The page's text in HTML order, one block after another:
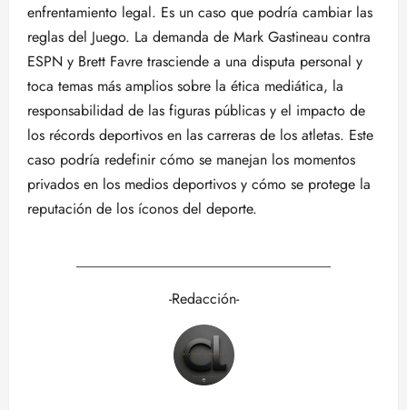
enfrentamiento legal. Es un caso que podría cambiar las
reglas del Juego. La demanda de Mark Gastineau contra
ESPN y Brett Favre trasciende a una disputa personal y
toca temas más amplios sobre la ética mediática, la
responsabilidad de las figuras públicas y el impacto de
los récords deportivos en las carreras de los atletas. Este
caso podría redefinir cómo se manejan los momentos
privados en los medios deportivos y cómo se protege la
reputación de los íconos del deporte.
-Redacción-